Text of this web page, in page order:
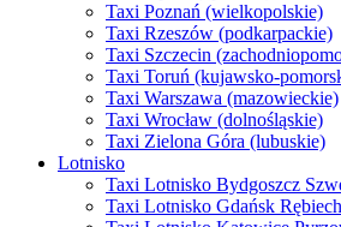
Taxi Poznań (wielkopolskie)
Taxi Rzeszów (podkarpackie)
Taxi Szczecin
Taxi Toruń (kujawsko-
Taxi Warszawa (mazowieckie)
Taxi Wrocław (dolnośląskie)
Taxi Zielona Góra (lubuskie)
Lotnisko
Taxi Lotnisko Bydgoszcz
Taxi Lotnisko Gdańsk